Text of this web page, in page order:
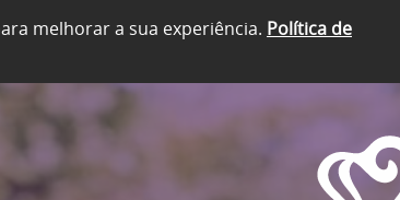
melhorar a sua experiência. Política de